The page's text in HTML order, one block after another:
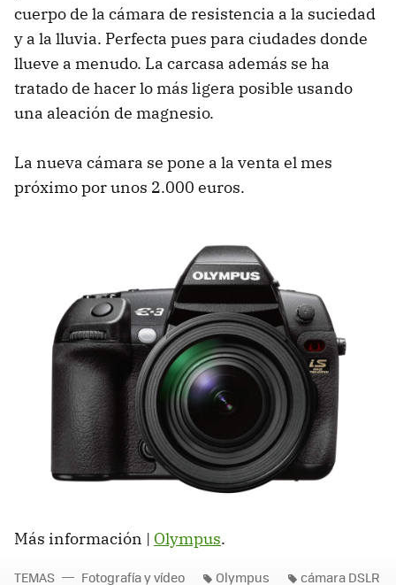
cuerpo de la cámara de resistencia a la suciedad
y a la lluvia. Perfecta pues para ciudades donde
llueve a menudo. La carcasa además se ha
tratado de hacer lo más ligera posible usando
una aleación de magnesio.
La nueva cámara se pone a la venta el mes
próximo por unos 2.000 euros.
Más información | Olympus.
TEMAS Fotografía y vídeo Olympus cámara DSLR